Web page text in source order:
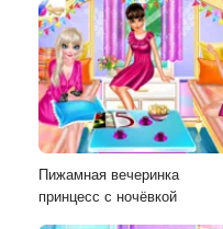
Пижамная вечеринка
принцесс с ночёвкой